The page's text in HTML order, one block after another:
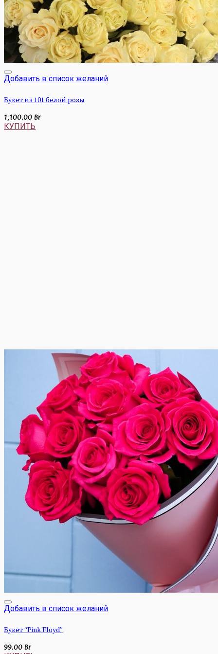
Добавить в список желаний
Букет из 101 белой розы
1,100.00 Br
КУПИТЬ
Добавить в список желаний
Букет “Pink Floyd”
99.00 Br